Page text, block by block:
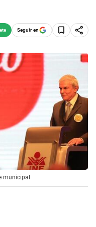
Seguir en
municipal